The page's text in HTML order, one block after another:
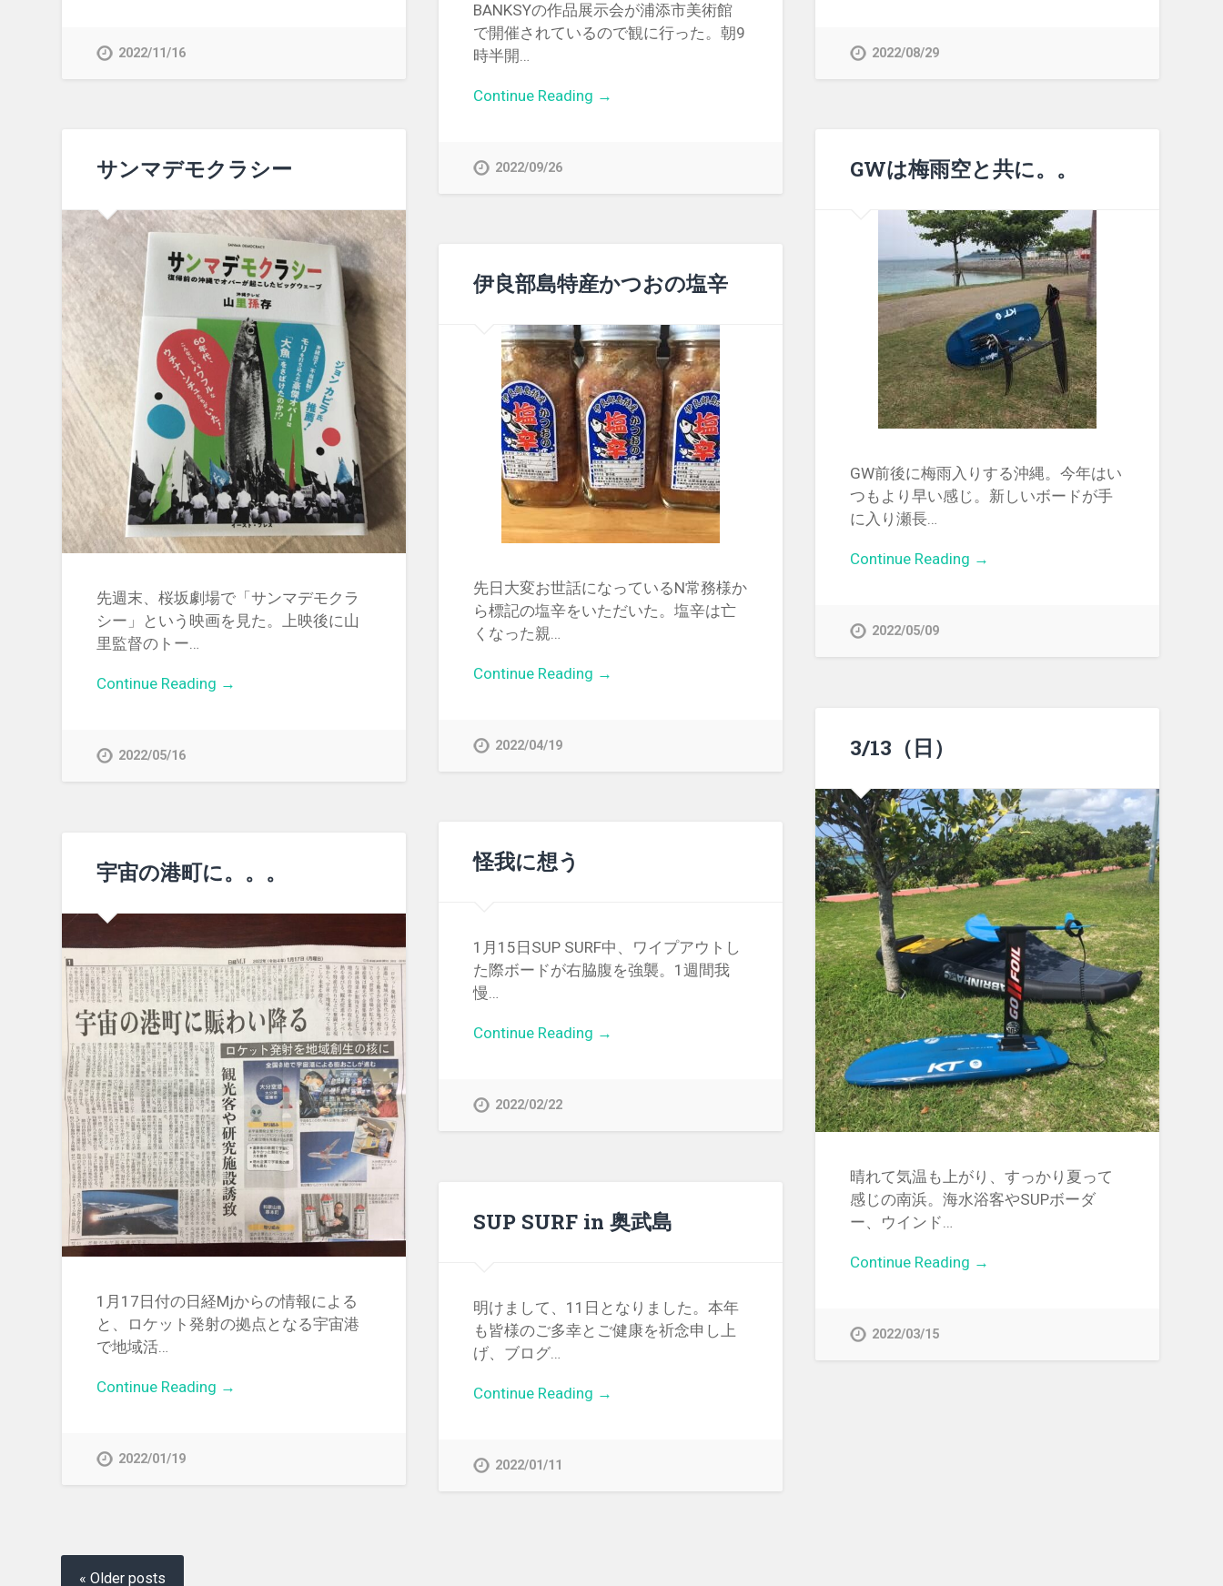
2022/11/16
BANKSYの作品展示会が浦添市美術館
で開催されているので観に行った。朝9
時半開…
Continue Reading →
2022/09/26
2022/08/29
サンマデモクラシー
先週末、桜坂劇場で「サンマデモクラ
シー」という映画を見た。上映後に山
里監督のトー…
Continue Reading →
2022/05/16
GWは梅雨空と共に。。
GW前後に梅雨入りする沖縄。今年はい
つもより早い感じ。新しいボードが手
に入り瀬長…
Continue Reading →
2022/05/09
伊良部島特産かつおの塩辛
先日大変お世話になっているN常務様か
ら標記の塩辛をいただいた。塩辛は亡
くなった親…
Continue Reading →
2022/04/19 3/13（日）
晴れて気温も上がり、すっかり夏って
感じの南浜。海水浴客やSUPボーダ
ー、ウインド…
Continue Reading →
2022/03/15
怪我に想う
1月15日SUP SURF中、ワイプアウトし
た際ボードが右脇腹を強襲。1週間我
慢…
Continue Reading →
2022/02/22
宇宙の港町に。。。
1月17日付の日経Mjからの情報による
と、ロケット発射の拠点となる宇宙港
で地域活…
Continue Reading →
2022/01/19
SUP SURF in 奥武島
明けまして、11日となりました。本年
も皆様のご多幸とご健康を祈念申し上
げ、ブログ…
Continue Reading →
2022/01/11
« Older posts